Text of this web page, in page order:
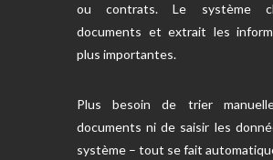
ou contrats. Le système
documents et extrait les
plus importantes.
Plus besoin de trier
documents ni de saisir les
système – tout se fait